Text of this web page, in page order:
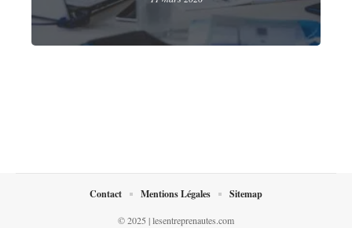
© 2025 | lesentreprenautes.com
Contact Mentions Légales Sitemap